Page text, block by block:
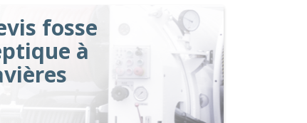
fosse
à